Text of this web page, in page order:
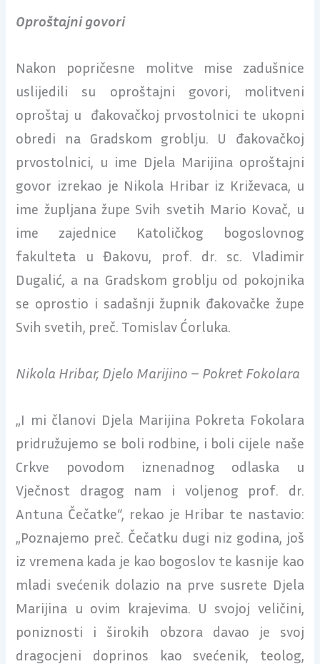
Oproštajni govori
Nakon popričesne molitve mise zadušnice
uslijedili su oproštajni govori, molitveni
oproštaj u đakovačkoj prvostolnici te ukopni
obredi na Gradskom groblju. U đakovačkoj
prvostolnici, u ime Djela Marijina oproštajni
govor izrekao je Nikola Hribar iz Križevaca, u
ime župljana župe Svih svetih Mario Kovač, u
ime zajednice Katoličkog bogoslovnog
fakulteta u Đakovu, prof. dr. sc. Vladimir
Dugalić, a na Gradskom groblju od pokojnika
se oprostio i sadašnji župnik đakovačke župe
Svih svetih, preč. Tomislav Ćorluka.
Nikola Hribar, Djelo Marijino – Pokret Fokolara
„I mi članovi Djela Marijina Pokreta Fokolara
pridružujemo se boli rodbine, i boli cijele naše
Crkve povodom iznenadnog odlaska u
Vječnost dragog nam i voljenog prof. dr.
Antuna Čečatke“, rekao je Hribar te nastavio:
„Poznajemo preč. Čečatku dugi niz godina, još
iz vremena kada je kao bogoslov te kasnije kao
mladi svećenik dolazio na prve susrete Djela
Marijina u ovim krajevima. U svojoj veličini,
poniznosti i širokih obzora davao je svoj
dragocjeni doprinos kao svećenik, teolog,